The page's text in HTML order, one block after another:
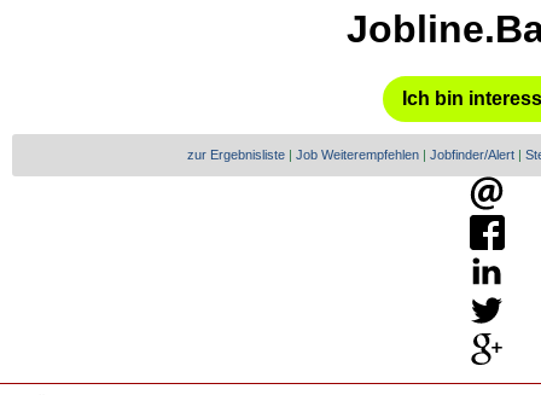
Ich bin
zur Ergebnisliste Job Weiterempfehlen Jobfinder/Alert